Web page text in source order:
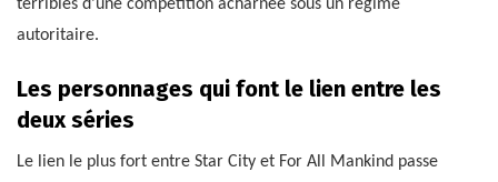
terribles d’une compétition acharnée sous un régime
autoritaire.
Les personnages qui font le lien entre les
deux séries
Le lien le plus fort entre Star City et For All Mankind passe